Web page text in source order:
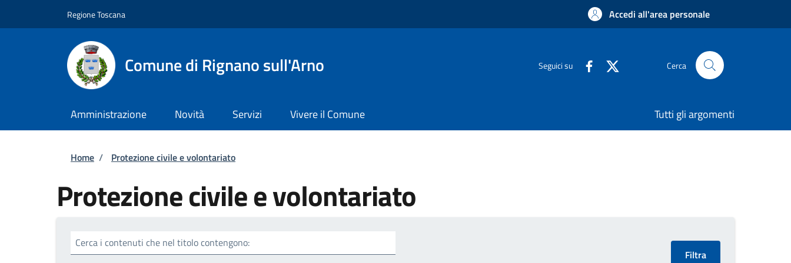
Regione Toscana Accedi all'area personale
Comune di Rignano sull'Arno Seguici su Cerca
Amministrazione Novità Servizi Vivere il Comune Tutti gli argomenti
Briciole di pane
Home / Protezione civile e volontariato
Protezione civile e volontariato
Cerca i contenuti che nel titolo contengono: